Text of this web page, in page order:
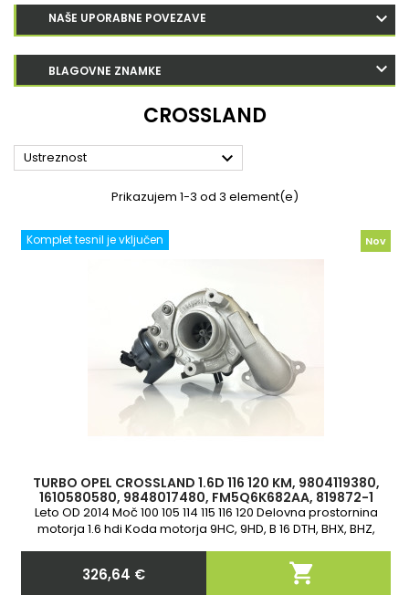
NAŠE UPORABNE POVEZAVE
BLAGOVNE ZNAMKE
CROSSLAND
Ustreznost 
Prikazujem 1-3 od 3 element(e)
Komplet tesnil je vključen Nov
TURBO OPEL CROSSLAND 1.6D 116 120 KM, 9804119380,
1610580580, 9848017480, FM5Q6K682AA, 819872-1
Leto OD 2014 Moč 100 105 114 115 116 120 Delovna prostornina
motorja 1.6 hdi Koda motorja 9HC, 9HD, B 16 DTH, BHX, BHZ,
Cena
326,64 € 